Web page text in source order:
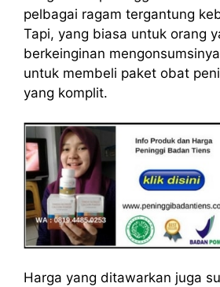
pelbagai ragam tergantung
Tapi, yang biasa untuk orang
berkeinginan
untuk membeli paket obat
yang komplit.
Harga yang ditawarkan juga